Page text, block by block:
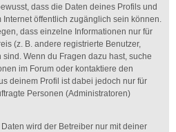
dass die Daten deines Profils und
öffentlich zugänglich sein können.
dass einzelne Informationen nur für
(z. B. andere registrierte Benutzer,
Wenn du Fragen dazu hast, suche
im Forum oder kontaktiere den
deinem Profil ist dabei jedoch nur für
Personen (Administratoren)
wird der Betreiber nur mit deiner